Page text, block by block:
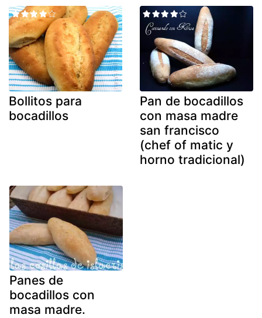
Bollitos para
bocadillos
Pan de bocadillos
con masa madre
san francisco
(chef of matic y
horno tradicional)
Panes de
bocadillos con
masa madre.